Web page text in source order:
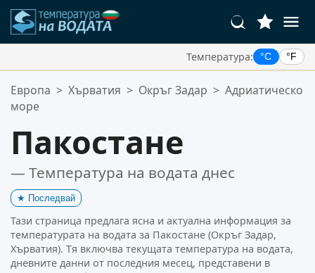
Температура: °C °F
Вашите Любими Местоположения:
Вашият списък с любими е празен.
Европа > Хърватия > Окръг Задар > Адриатическо
море
Пакостане
— Температура на водата днес
★ Последвай
Тази страница предлага ясна и актуална информация за
температурата на водата за Пакостане (Окръг Задар,
Хърватия). Тя включва текущата температура на водата,
дневните данни от последния месец, представени в